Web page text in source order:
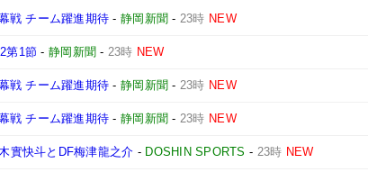
戦 チーム躍進期待 -静岡新聞 - 23時 NEW
第1節 - 静岡新聞 - 23時 NEW
戦 チーム躍進期待 -静岡新聞 - 23時 NEW
戦 チーム躍進期待 -静岡新聞 - 23時 NEW
實快斗とDF梅津龍之介 - DOSHIN SPORTS - 23時 NEW